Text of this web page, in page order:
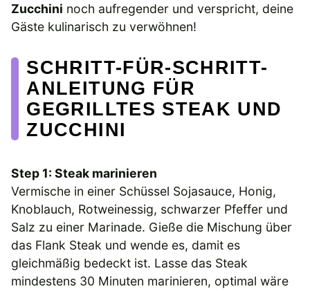
Zucchini noch aufregender und verspricht, deine
Gäste kulinarisch zu verwöhnen!
SCHRITT-FÜR-SCHRITT-
ANLEITUNG FÜR
GEGRILLTES STEAK UND
ZUCCHINI
Step 1: Steak marinieren
Vermische in einer Schüssel Sojasauce, Honig,
Knoblauch, Rotweinessig, schwarzer Pfeffer und
Salz zu einer Marinade. Gieße die Mischung über
das Flank Steak und wende es, damit es
gleichmäßig bedeckt ist. Lasse das Steak
mindestens 30 Minuten marinieren, optimal wäre